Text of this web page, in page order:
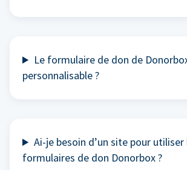
Le formulaire de don de
personnalisable ?
Ai-je besoin d’un site pour utiliser
formulaires de don Donorbox ?